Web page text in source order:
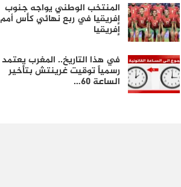
المنتخب الوطني يواجه جنوب
إفريقيا في ربع نهائي كأس أمم
إفريقيا
في هذا التاريخ.. المغرب يعتمد
رسمياً توقيت غرينتش بتأخير
الساعة 60…